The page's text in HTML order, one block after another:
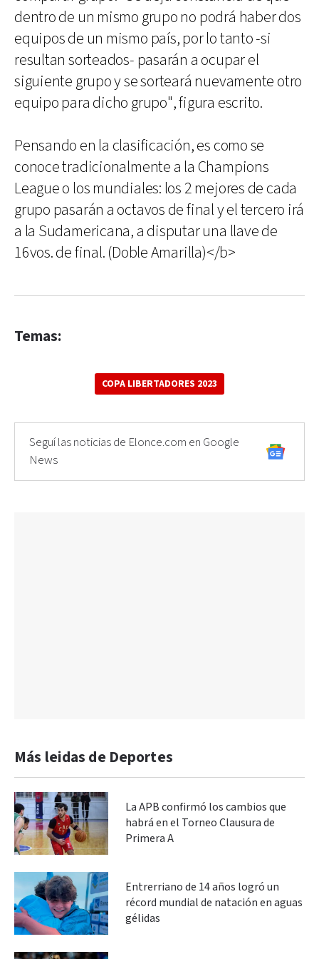
dentro de un mismo grupo no podrá haber dos
equipos de un mismo país, por lo tanto -si
resultan sorteados- pasarán a ocupar el
siguiente grupo y se sorteará nuevamente otro
equipo para dicho grupo", figura escrito.
Pensando en la clasificación, es como se
conoce tradicionalmente a la Champions
League o los mundiales: los 2 mejores de cada
grupo pasarán a octavos de final y el tercero irá
a la Sudamericana, a disputar una llave de
16vos. de final. (Doble Amarilla)</b>
Temas:
COPA LIBERTADORES 2023
Seguí las noticias de Elonce.com en Google
News
Más leidas de Deportes
La APB confirmó los cambios que
habrá en el Torneo Clausura de
Primera A
Entrerriano de 14 años logró un
récord mundial de natación en aguas
gélidas